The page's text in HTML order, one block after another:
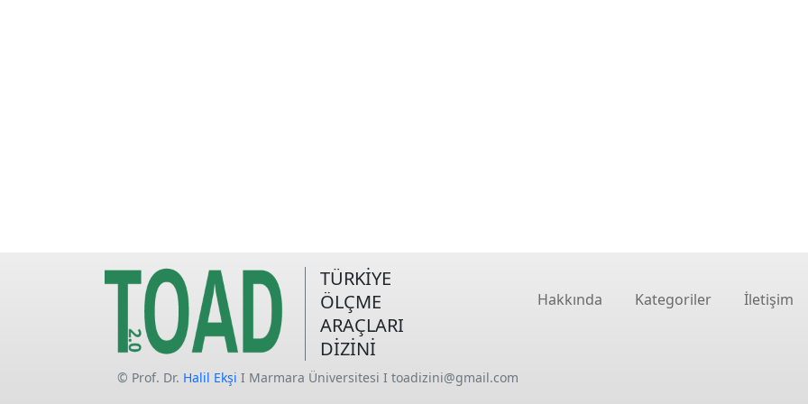
TÜRKİYE
ÖLÇME
ARAÇLARI
DİZİNİ
Hakkında Kategoriler İletişim
© Prof. Dr. Halil Ekşi I Marmara Üniversitesi I toadizini@gmail.com